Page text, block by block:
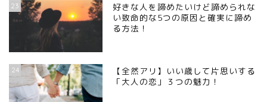
23
好きな人を諦めたいけど諦められな
い致命的な5つの原因と確実に諦め
る方法！
24
【全然アリ】いい歳して片思いする
「大人の恋」３つの魅力！